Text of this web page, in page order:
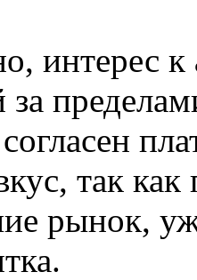
интерес к
за
так
рынок,